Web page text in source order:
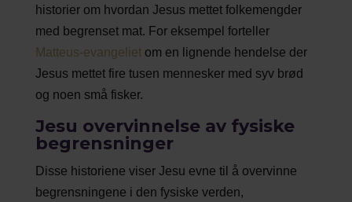
historier om hvordan Jesus mettet folkemengder
med begrenset mat. For eksempel forteller
Matteus-evangelietom en lignende hendelse der
Jesus mettet fire tusen mennesker med syv brød
og noen små fisker.
Jesu overvinnelse av fysiske
begrensninger
Disse historiene viser Jesu evne til å overvinne
begrensningene i den fysiske verden,